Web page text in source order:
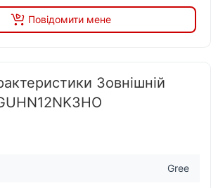
Повідомити мене
Зовнішній
Gree